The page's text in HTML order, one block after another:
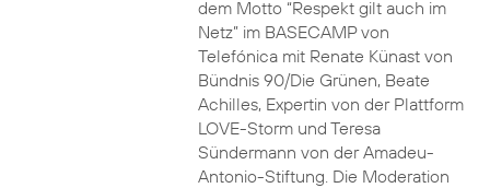
dem Motto “Respekt gilt auch im
Netz” im BASECAMP von
Telefónica mit Renate Künast von
Bündnis 90/Die Grünen, Beate
Achilles, Expertin von der Plattform
LOVE-Storm und Teresa
Sündermann von der Amadeu-
Antonio-Stiftung. Die Moderation